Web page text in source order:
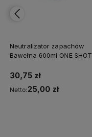
Neutralizator zapachów
Bawełna 600ml ONE SHOT
30,75 zł
Netto:25,00 zł